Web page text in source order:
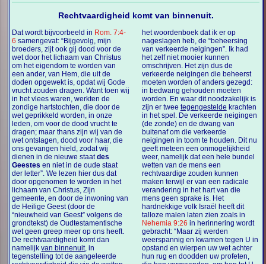
Rechtvaardigheid komt van binnenuit.
Dat wordt bijvoorbeeld in Rom. 7:4-
6 samengevat: “Bijgevolg, mijn
broeders, zijt ook gij dood voor de
wet door het lichaam van Christus
om het eigendom te worden van
een ander, van Hem, die uit de
doden opgewekt is, opdat wij Gode
vrucht zouden dragen. Want toen wij
in het vlees waren, werkten de
zondige hartstochten, die door de
wet geprikkeld worden, in onze
leden, om voor de dood vrucht te
dragen; maar thans zijn wij van de
wet ontslagen, dood voor haar, die
ons gevangen hield, zodat wij
dienen in de nieuwe staatdes
Geestes en niet in de oude staat
der letter”. We lezen hier dus dat
door opgenomen te worden in het
lichaam van Christus, Zijn
gemeente, en door de inwoning van
de Heilige Geest (door de
“nieuwheid van Geest” volgens de
grondtekst) de Oudtestamentische
wet geen greep meer op ons heeft.
De rechtvaardigheid komt dan
namelijkvan binnenuit, in
tegenstelling tot de aangeleerde
het woordenboek dat ik er op
nageslagen heb, de “beheersing
van verkeerde neigingen”. Ik had
het zelf niet mooier kunnen
omschrijven. Het zijn dus de
verkeerde neigingen die beheerst
moeten worden of anders gezegd:
in bedwang gehouden moeten
worden. En waar dit noodzakelijk is
zijn er twee tegengestelde krachten
in het spel. De verkeerde neigingen
(de zonde) en de dwang van
buitenaf om die verkeerde
neigingen in toom te houden. Dit nu
geeft meteen een onmogelijkheid
weer, namelijk dat een hele bundel
wetten van de mens een
rechtvaardige zouden kunnen
maken terwijl er van een radicale
verandering in het hart van die
mens geen sprake is. Het
hardnekkige volk Israël heeft dit
talloze malen laten zien zoals in
Nehemia 9:26 in herinnering wordt
gebracht: “Maar zij werden
weerspannig en kwamen tegen U in
opstand en wierpen uw wet achter
hun rug en doodden uw profeten,